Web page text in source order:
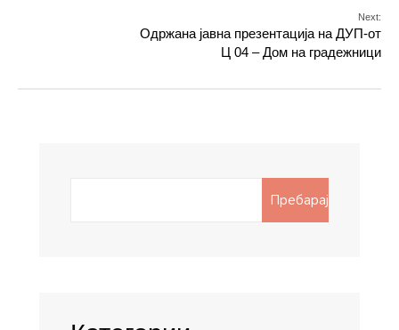
Next:
Одржана јавна презентација на ДУП-от
Ц 04 – Дом на градежници
Пребарај